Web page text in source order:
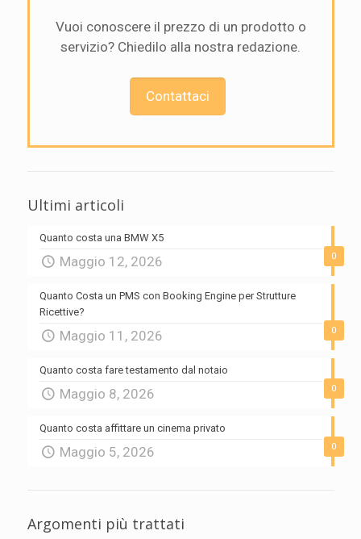
Vuoi conoscere il prezzo di un prodotto o
servizio? Chiedilo alla nostra redazione.
Contattaci
Ultimi articoli
0
Quanto costa una BMW X5
Maggio 12, 2026
0
Quanto Costa un PMS con Booking Engine per Strutture
Ricettive?
Maggio 11, 2026
0
Quanto costa fare testamento dal notaio
Maggio 8, 2026
0
Quanto costa affittare un cinema privato
Maggio 5, 2026
Argomenti più trattati